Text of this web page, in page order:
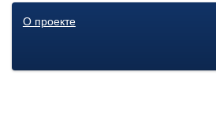
О проекте